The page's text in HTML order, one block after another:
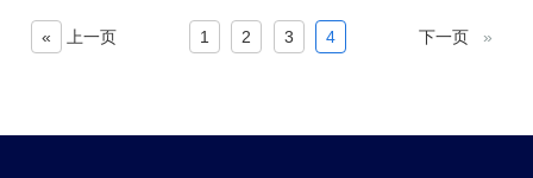
« 上一页 1 2 3 4 下一页 »